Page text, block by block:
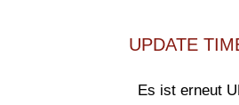
UPDATE
Es ist erneut